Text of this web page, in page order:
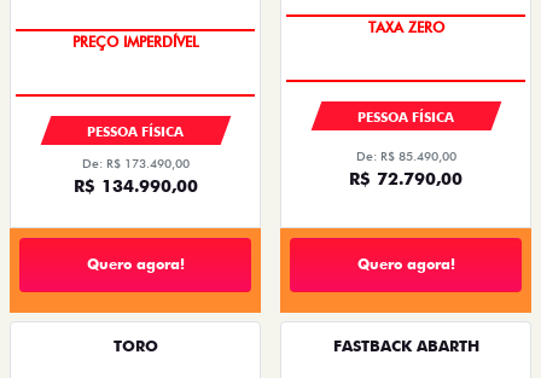
PREÇO IMPERDÍVEL
PESSOA FÍSICA
De: R$ 173.490,00
R$ 134.990,00
Quero agora!
TAXA ZERO
PESSOA FÍSICA
De: R$ 85.490,00
R$ 72.790,00
Quero agora!
TORO FASTBACK ABARTH